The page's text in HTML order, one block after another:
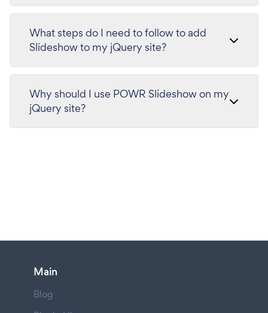
What steps do I need to follow to add
Slideshow to my jQuery site?
Why should I use POWR Slideshow on my
jQuery site?
Main
Blog